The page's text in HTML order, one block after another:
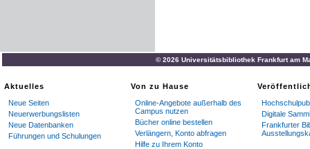
© 2026 Universitätsbibliothek Frankfurt am
Aktuelles
Neue Seiten
Neuerwerbungslisten
Neue Datenbanken
Führungen und Schulungen
Von zu Hause
Online-Angebote außerhalb des
Campus nutzen
Bücher online bestellen
Verlängern, Konto abfragen
Hilfe zu Ihrem Konto
Digitale
Frankfurter